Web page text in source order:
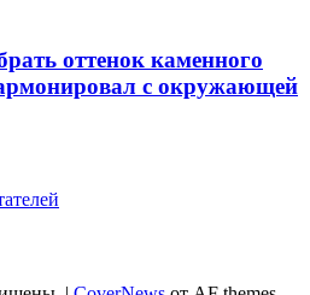
оттенок каменного
с окружающей